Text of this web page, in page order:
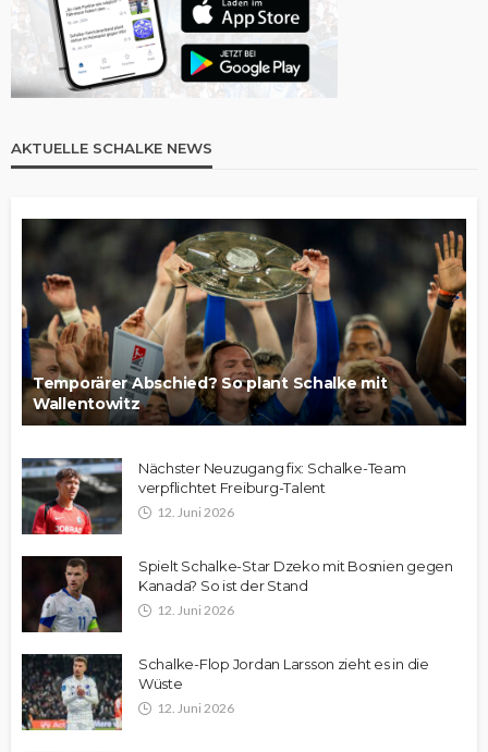
AKTUELLE SCHALKE NEWS
Temporärer Abschied? So plant Schalke mit
Wallentowitz
Nächster Neuzugang fix: Schalke-Team
verpflichtet Freiburg-Talent
12. Juni 2026
Spielt Schalke-Star Dzeko mit Bosnien gegen
Kanada? So ist der Stand
12. Juni 2026
Schalke-Flop Jordan Larsson zieht es in die
Wüste
12. Juni 2026